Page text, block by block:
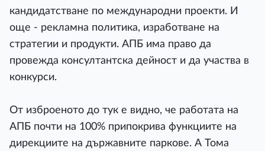
кандидатстване по международни проекти. И
още - рекламна политика, изработване на
стратегии и продукти. АПБ има право да
провежда консултантска дейност и да участва в
конкурси.
От изброеното до тук е видно, че работата на
АПБ почти на 100% припокрива функциите на
дирекциите на държавните паркове. А Тома